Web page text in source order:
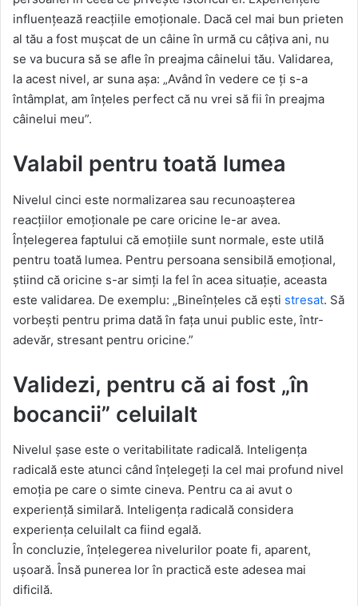
influențează reacțiile emoționale. Dacă cel mai bun prieten
al tău a fost mușcat de un câine în urmă cu câțiva ani, nu
se va bucura să se afle în preajma câinelui tău. Validarea,
la acest nivel, ar suna așa: „Având în vedere ce ți s-a
întâmplat, am înțeles perfect că nu vrei să fii în preajma
câinelui meu”.
Valabil pentru toată lumea
Nivelul cinci este normalizarea sau recunoașterea
reacțiilor emoționale pe care oricine le-ar avea.
Înțelegerea faptului că emoțiile sunt normale, este utilă
pentru toată lumea. Pentru persoana sensibilă emoțional,
știind că oricine s-ar simți la fel în acea situație, aceasta
este validarea. De exemplu: „Bineînțeles că ești stresat. Să
vorbești pentru prima dată în fața unui public este, într-
adevăr, stresant pentru oricine.”
Validezi, pentru că ai fost „în
bocancii” celuilalt
Nivelul șase este o veritabilitate radicală. Inteligența
radicală este atunci când înțelegeți la cel mai profund nivel
emoția pe care o simte cineva. Pentru ca ai avut o
experiență similară. Inteligența radicală considera
experiența celuilalt ca fiind egală.
În concluzie, înțelegerea nivelurilor poate fi, aparent,
ușoară. Însă punerea lor în practică este adesea mai
dificilă.